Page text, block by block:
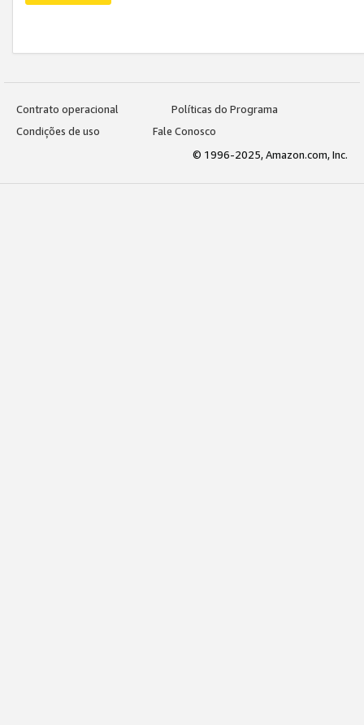
Contrato operacional
Políticas do Programa
Condições de uso
Fale Conosco
© 1996-2025, Amazon.com, Inc.